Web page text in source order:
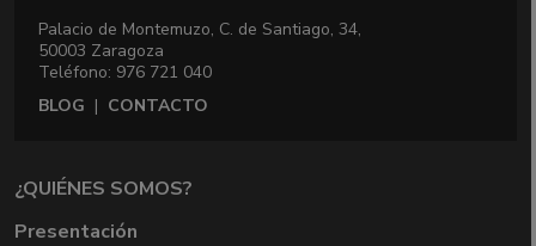
Palacio de Montemuzo, C. de Santiago, 34,
50003 Zaragoza
Teléfono: 976 721 040
BLOG | CONTACTO
¿QUIÉNES SOMOS?
Presentación